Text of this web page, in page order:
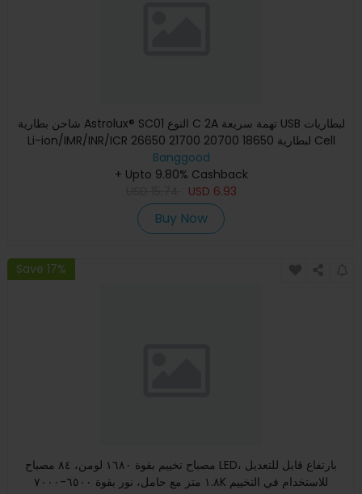
شاحن بطارية Astrolux® SC01 النوع C 2A تهمة سريعة USB لبطاريات
Li-ion/IMR/INR/ICR لبطارية 18650 20700 21700 26650 Cell
Banggood
+ Upto 9.80% Cashback
USD 6.93
Buy Now
Save 17%
مصباح تخييم بقوة ١٦٨٠ لومن، ٨٤ مصباح LED، بارتفاع قابل للتعديل
١.٨ متر مع حامل، نور بقوة ٦٥٠٠-٧٠٠٠K للاستخدام في التخييم